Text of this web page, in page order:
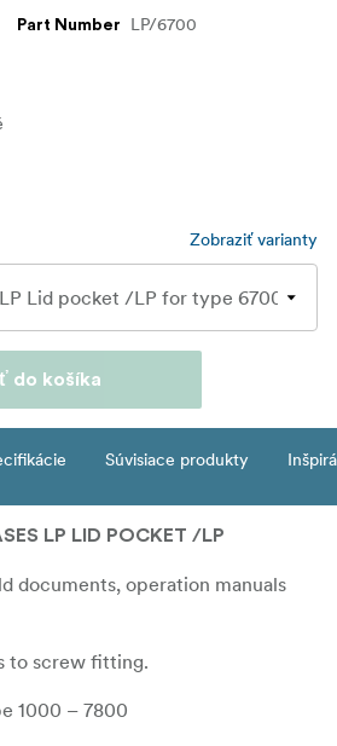
Part Number LP/6700
Zobraziť varianty
do košíka
Súvisiace produkty
LP LID POCKET /LP
documents, operation manuals
to screw fitting.
1000 – 7800